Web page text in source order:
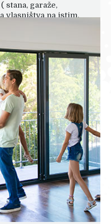
stana, garaže,
vlasništva na istim,